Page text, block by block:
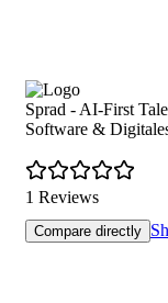
Sprad - AI-First
Software &
1 Reviews
Compare directly